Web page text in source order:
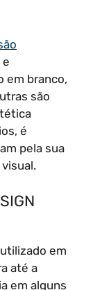
e
em branco,
são
é
pela sua
em
até a
em alguns